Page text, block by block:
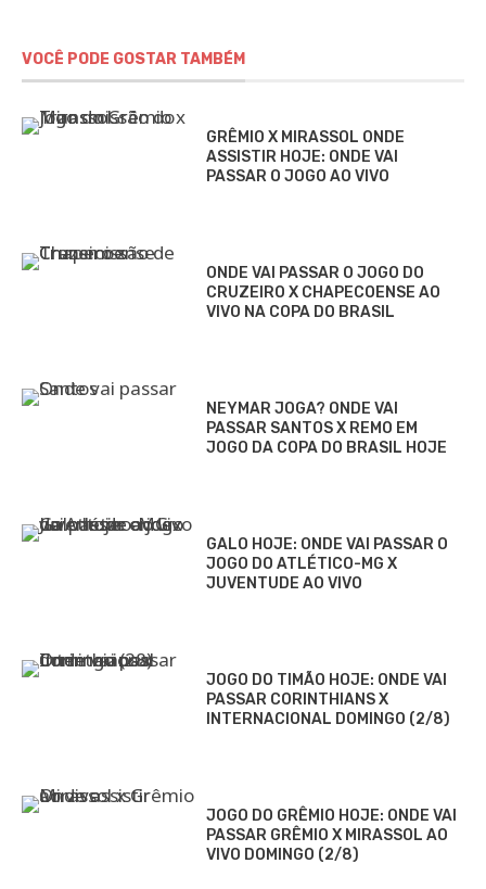
VOCÊ PODE GOSTAR TAMBÉM
GRÊMIO X MIRASSOL ONDE
ASSISTIR HOJE: ONDE VAI
PASSAR O JOGO AO VIVO
ONDE VAI PASSAR O JOGO DO
CRUZEIRO X CHAPECOENSE AO
VIVO NA COPA DO BRASIL
NEYMAR JOGA? ONDE VAI
PASSAR SANTOS X REMO EM
JOGO DA COPA DO BRASIL HOJE
GALO HOJE: ONDE VAI PASSAR O
JOGO DO ATLÉTICO-MG X
JUVENTUDE AO VIVO
JOGO DO TIMÃO HOJE: ONDE VAI
PASSAR CORINTHIANS X
INTERNACIONAL DOMINGO (2/8)
JOGO DO GRÊMIO HOJE: ONDE VAI
PASSAR GRÊMIO X MIRASSOL AO
VIVO DOMINGO (2/8)